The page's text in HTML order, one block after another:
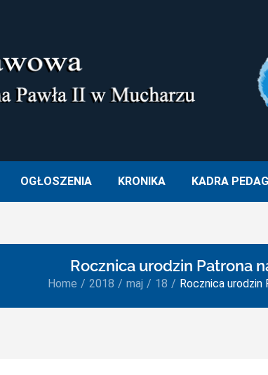
IM. OJCA
OGŁOSZENIA KRONIKA KADRA
Rocznica urodzin Patrona
Home 2018 maj 18 Rocznica urodzin